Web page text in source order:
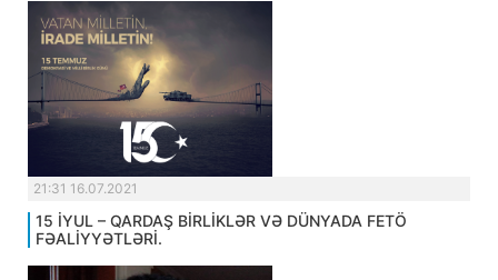
21:31 16.07.2021
15 İYUL – QARDAŞ BİRLİKLƏR VƏ DÜNYADA FETÖ
FƏALİYYƏTLƏRİ.